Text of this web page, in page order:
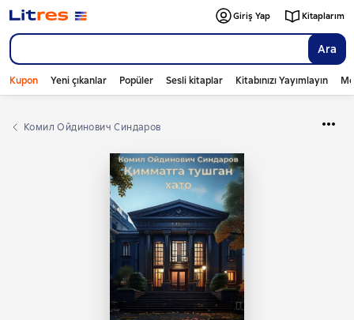
Ara
Giriş Yap Kitaplarım
Kupon Yeni çıkanlar Popüler Sesli kitaplar Kitabınızı Yayımlayın
Комил Ойдинович Синдаров